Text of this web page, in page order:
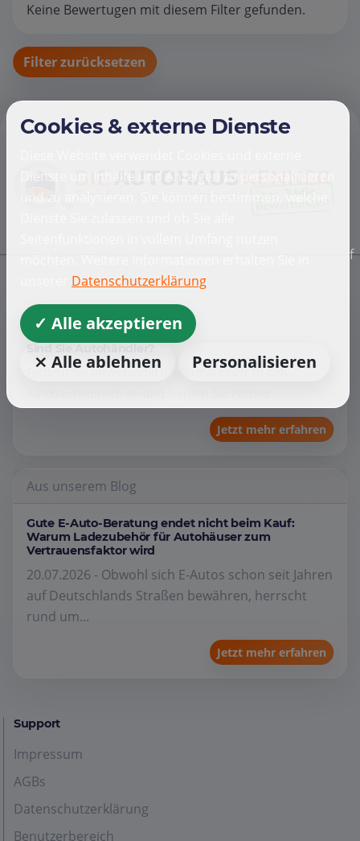
Keine Bewertugen mit diesem Filter gefunden.
Filter zurücksetzen
Händler
Fordern Sie unverbindlich Informationen zu den
Jetzt mehr erfahren
Aus unserem Blog
Gute E-Auto-Beratung endet nicht beim Kauf:
Warum Ladezubehör für Autohäuser zum
Vertrauensfaktor wird
20.07.2026 - Obwohl sich E-Autos schon seit Jahren
auf Deutschlands Straßen bewähren, herrscht
rund um...
Jetzt mehr erfahren
Support
Impressum
AGBs
Datenschutzerklärung
Benutzerbereich
Cookies & externe Dienste
Dienste um Inhalte und Anzeigen zu personalisieren
und zu analysieren. Sie können bestimmen, welche
Datenschutzerklärung
✓ Alle akzeptieren
⨯ Alle ablehnen
Personalisieren
f